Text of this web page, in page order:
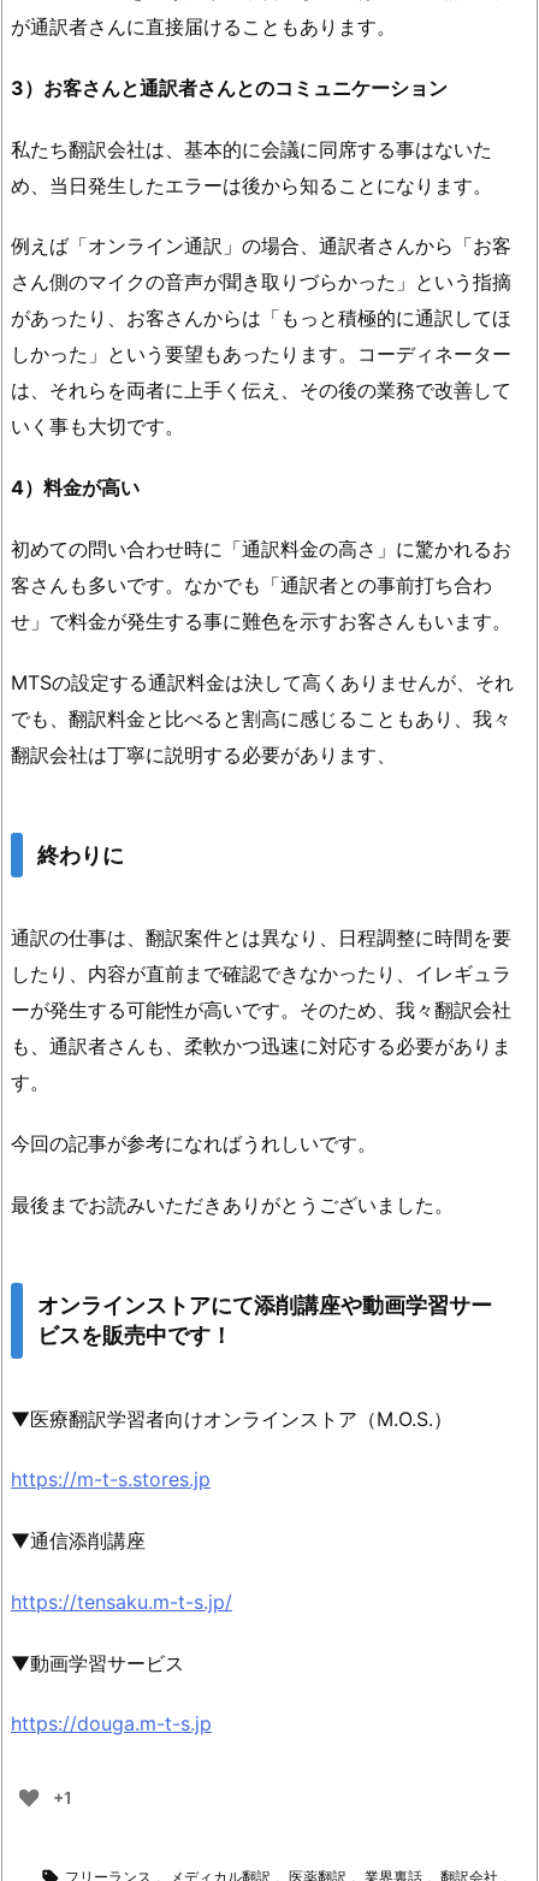
が通訳者さんに直接届けることもあります。
3）お客さんと通訳者さんとのコミュニケーション
私たち翻訳会社は、基本的に会議に同席する事はないた
め、当日発生したエラーは後から知ることになります。
例えば「オンライン通訳」の場合、通訳者さんから「お客
さん側のマイクの音声が聞き取りづらかった」という指摘
があったり、お客さんからは「もっと積極的に通訳してほ
しかった」という要望もあったります。コーディネーター
は、それらを両者に上手く伝え、その後の業務で改善して
いく事も大切です。
4）料金が高い
初めての問い合わせ時に「通訳料金の高さ」に驚かれるお
客さんも多いです。なかでも「通訳者との事前打ち合わ
せ」で料金が発生する事に難色を示すお客さんもいます。
MTSの設定する通訳料金は決して高くありませんが、それ
でも、翻訳料金と比べると割高に感じることもあり、我々
翻訳会社は丁寧に説明する必要があります、
終わりに
通訳の仕事は、翻訳案件とは異なり、日程調整に時間を要
したり、内容が直前まで確認できなかったり、イレギュラ
ーが発生する可能性が高いです。そのため、我々翻訳会社
も、通訳者さんも、柔軟かつ迅速に対応する必要がありま
す。
今回の記事が参考になればうれしいです。
最後までお読みいただきありがとうございました。
オンラインストアにて添削講座や動画学習サー
ビスを販売中です！
▼医療翻訳学習者向けオンラインストア（M.O.S.）
https://m-t-s.stores.jp
▼通信添削講座
https://tensaku.m-t-s.jp/
▼動画学習サービス
https://douga.m-t-s.jp
+1
フリーランス , メディカル翻訳 , 医薬翻訳 , 業界裏話 , 翻訳会社 ,